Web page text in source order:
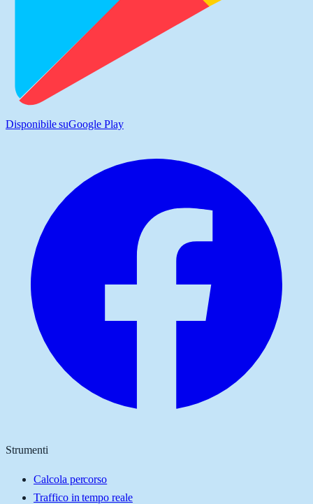
Disponibile suGoogle Play
Strumenti
Calcola percorso
Traffico in tempo reale